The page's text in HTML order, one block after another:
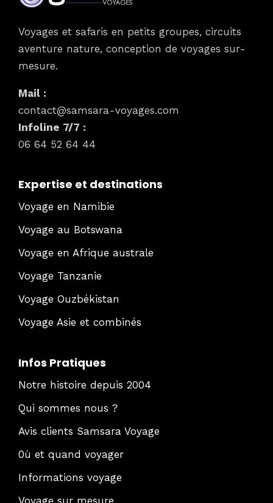
Voyages et safaris en petits groupes, circuits
aventure nature, conception de voyages sur-
mesure.
Mail :
contact@samsara-voyages.com
Infoline 7/7 :
06 64 52 64 44
Expertise et destinations
Voyage en Namibie
Voyage au Botswana
Voyage en Afrique australe
Voyage Tanzanie
Voyage Ouzbékistan
Voyage Asie et combinés
Infos Pratiques
Notre histoire depuis 2004
Qui sommes nous ?
Avis clients Samsara Voyage
0ù et quand voyager
Informations voyage
Voyage sur mesure